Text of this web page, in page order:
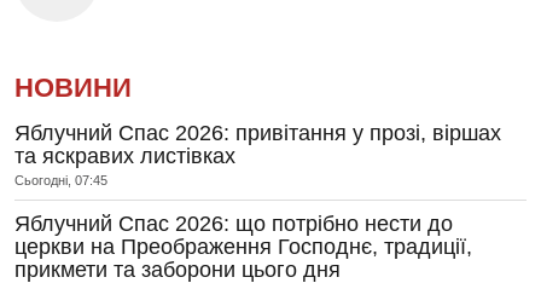
НОВИНИ
Яблучний Спас 2026: привітання у прозі, віршах
та яскравих листівках
Сьогодні, 07:45
Яблучний Спас 2026: що потрібно нести до
церкви на Преображення Господнє, традиції,
прикмети та заборони цього дня